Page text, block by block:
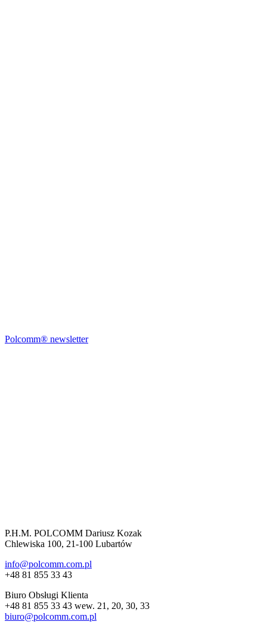
Polcomm® newsletter
P.H.M. POLCOMM Dariusz Kozak
Chlewiska 100, 21-100 Lubartów
info@polcomm.com.pl
+48 81 855 33 43
Biuro Obsługi Klienta
+48 81 855 33 43 wew. 21, 20, 30, 33
biuro@polcomm.com.pl